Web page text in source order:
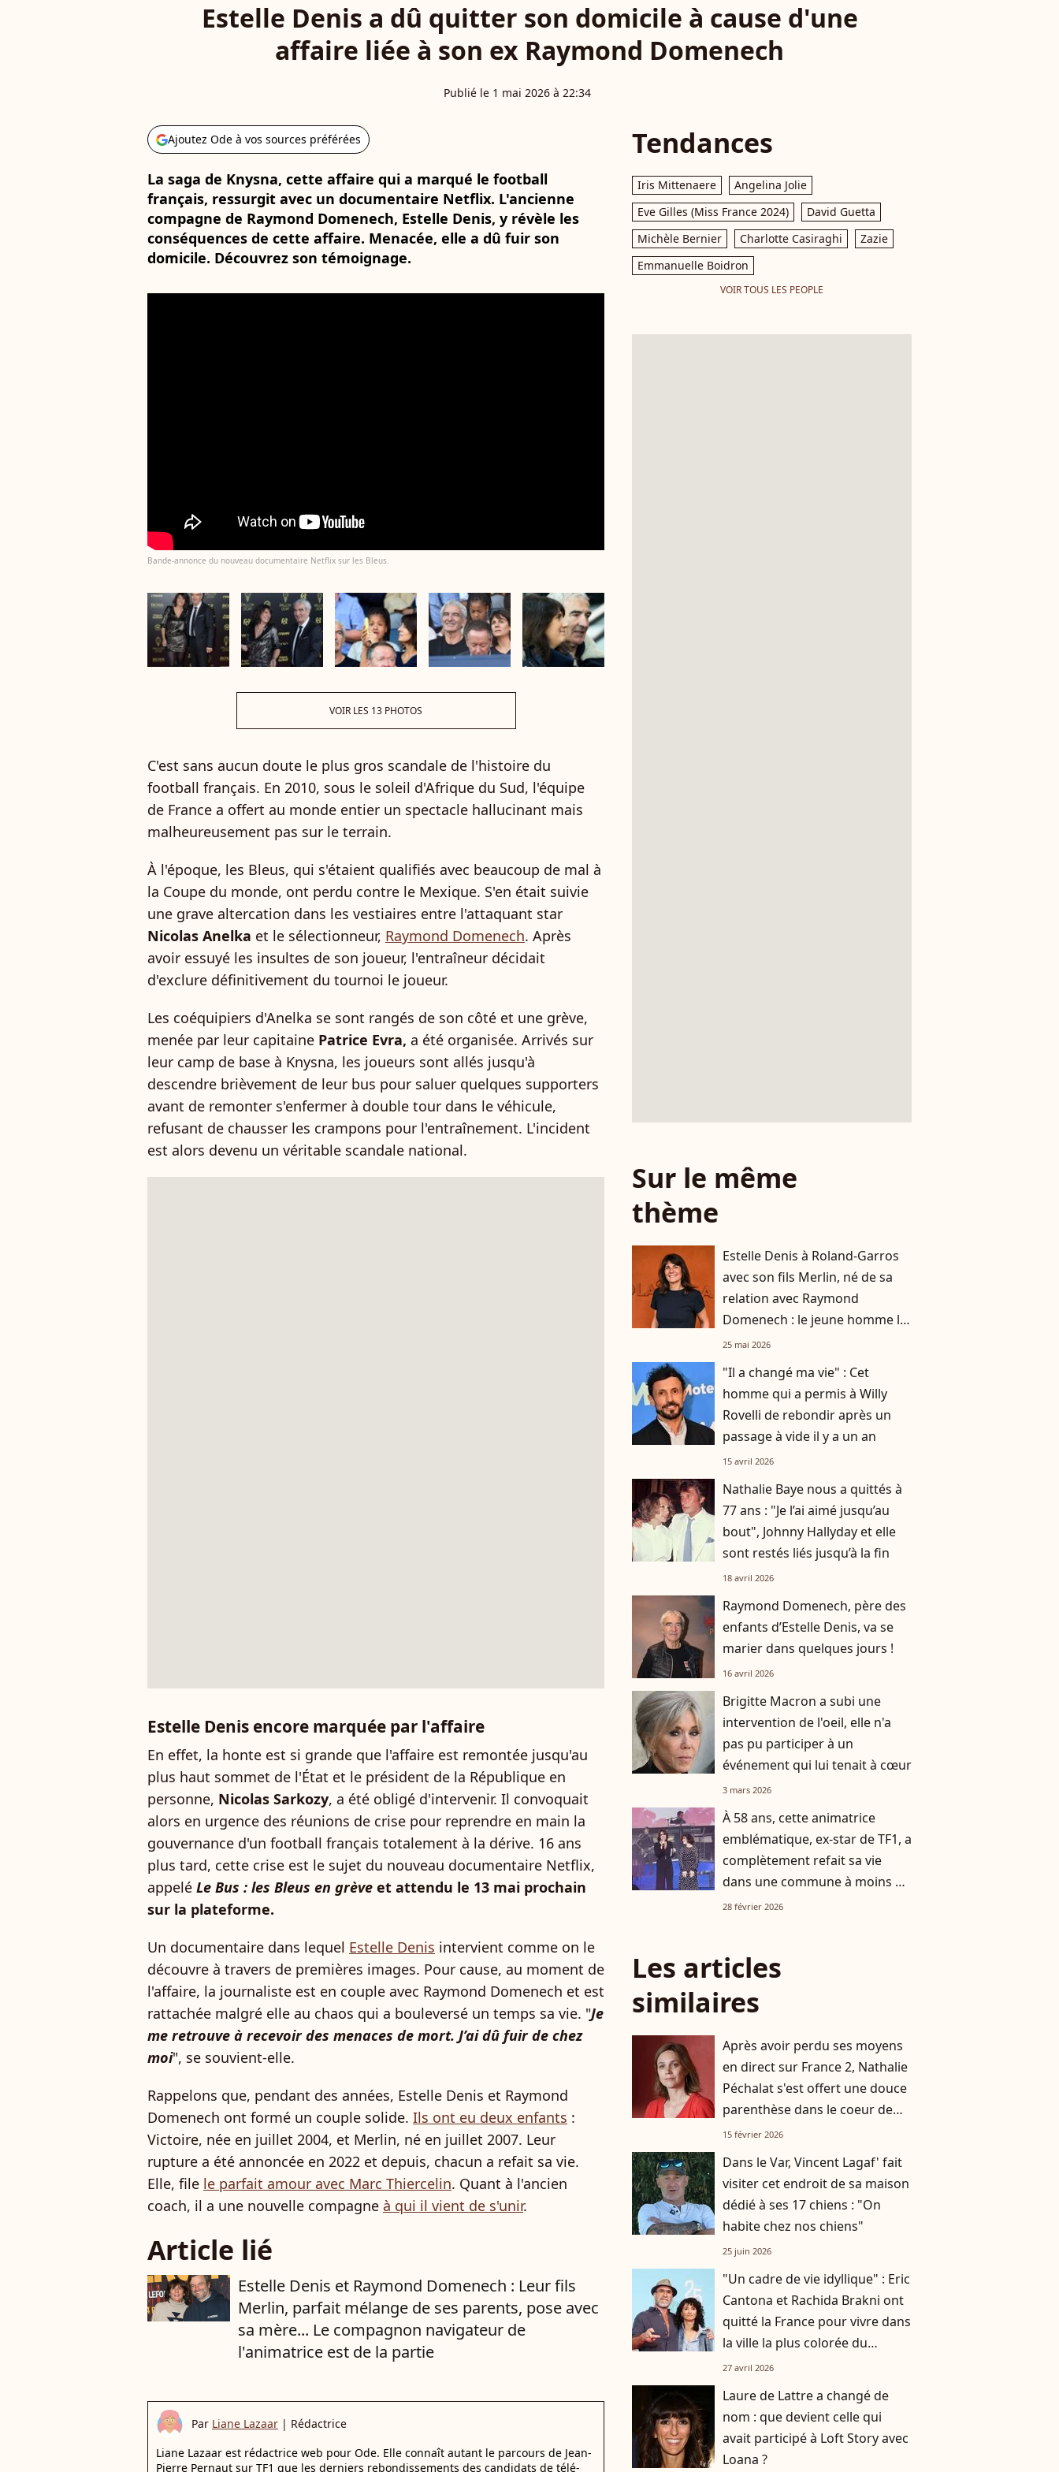
Estelle Denis a dû quitter son domicile à cause d'une
affaire liée à son ex Raymond Domenech
Publié le 1 mai 2026 à 22:34
Ajoutez Ode à vos sources préférées
La saga de Knysna, cette affaire qui a marqué le football
français, ressurgit avec un documentaire Netflix. L'ancienne
compagne de Raymond Domenech, Estelle Denis, y révèle les
conséquences de cette affaire. Menacée, elle a dû fuir son
domicile. Découvrez son témoignage.
Bande-annonce du nouveau documentaire Netflix sur les Bleus.
VOIR LES 13 PHOTOS
C'est sans aucun doute le plus gros scandale de l'histoire du
football français. En 2010, sous le soleil d'Afrique du Sud, l'équipe
de France a offert au monde entier un spectacle hallucinant mais
malheureusement pas sur le terrain.
À l'époque, les Bleus, qui s'étaient qualifiés avec beaucoup de mal à
la Coupe du monde, ont perdu contre le Mexique. S'en était suivie
une grave altercation dans les vestiaires entre l'attaquant star
Nicolas Anelka et le sélectionneur, Raymond Domenech. Après
avoir essuyé les insultes de son joueur, l'entraîneur décidait
d'exclure définitivement du tournoi le joueur.
Les coéquipiers d'Anelka se sont rangés de son côté et une grève,
menée par leur capitaine Patrice Evra, a été organisée. Arrivés sur
leur camp de base à Knysna, les joueurs sont allés jusqu'à
descendre brièvement de leur bus pour saluer quelques supporters
avant de remonter s'enfermer à double tour dans le véhicule,
refusant de chausser les crampons pour l'entraînement. L'incident
est alors devenu un véritable scandale national.
Estelle Denis encore marquée par l'affaire
En effet, la honte est si grande que l'affaire est remontée jusqu'au
plus haut sommet de l'État et le président de la République en
personne, Nicolas Sarkozy, a été obligé d'intervenir. Il convoquait
alors en urgence des réunions de crise pour reprendre en main la
gouvernance d'un football français totalement à la dérive. 16 ans
plus tard, cette crise est le sujet du nouveau documentaire Netflix,
appelé Le Bus : les Bleus en grève et attendu le 13 mai prochain
sur la plateforme.
Un documentaire dans lequel Estelle Denis intervient comme on le
découvre à travers de premières images. Pour cause, au moment de
l'affaire, la journaliste est en couple avec Raymond Domenech et est
rattachée malgré elle au chaos qui a bouleversé un temps sa vie. "Je
me retrouve à recevoir des menaces de mort. J’ai dû fuir de chez
moi", se souvient-elle.
Rappelons que, pendant des années, Estelle Denis et Raymond
Domenech ont formé un couple solide. Ils ont eu deux enfants :
Victoire, née en juillet 2004, et Merlin, né en juillet 2007. Leur
rupture a été annoncée en 2022 et depuis, chacun a refait sa vie.
Elle, file le parfait amour avec Marc Thiercelin. Quant à l'ancien
coach, il a une nouvelle compagne à qui il vient de s'unir.
Article lié
Estelle Denis et Raymond Domenech : Leur fils
Merlin, parfait mélange de ses parents, pose avec
sa mère... Le compagnon navigateur de
l'animatrice est de la partie
Par Liane Lazaar | Rédactrice
Liane Lazaar est rédactrice web pour Ode. Elle connaît autant le parcours de Jean-
Pierre Pernaut sur TF1 que les derniers rebondissements des candidats de télé-
Tendances
Iris Mittenaere
Angelina Jolie
Eve Gilles (Miss France 2024)
David Guetta
Michèle Bernier
Charlotte Casiraghi
Zazie
Emmanuelle Boidron
VOIR TOUS LES PEOPLE
Sur le même
thème
Estelle Denis à Roland-Garros
avec son fils Merlin, né de sa
relation avec Raymond
Domenech : le jeune homme la
dépasse d'une tête
25 mai 2026
"Il a changé ma vie" : Cet
homme qui a permis à Willy
Rovelli de rebondir après un
passage à vide il y a un an
15 avril 2026
Nathalie Baye nous a quittés à
77 ans : "Je l’ai aimé jusqu’au
bout", Johnny Hallyday et elle
sont restés liés jusqu’à la fin
18 avril 2026
Raymond Domenech, père des
enfants d’Estelle Denis, va se
marier dans quelques jours !
16 avril 2026
Brigitte Macron a subi une
intervention de l'oeil, elle n'a
pas pu participer à un
événement qui lui tenait à cœur
3 mars 2026
À 58 ans, cette animatrice
emblématique, ex-star de TF1, a
complètement refait sa vie
dans une commune à moins de
deux heures d’avion de Paris
28 février 2026
Les articles
similaires
Après avoir perdu ses moyens
en direct sur France 2, Nathalie
Péchalat s'est offert une douce
parenthèse dans le coeur de
Milan
15 février 2026
Dans le Var, Vincent Lagaf' fait
visiter cet endroit de sa maison
dédié à ses 17 chiens : "On
habite chez nos chiens"
25 juin 2026
"Un cadre de vie idyllique" : Eric
Cantona et Rachida Brakni ont
quitté la France pour vivre dans
la ville la plus colorée du
monde
27 avril 2026
Laure de Lattre a changé de
nom : que devient celle qui
avait participé à Loft Story avec
Loana ?